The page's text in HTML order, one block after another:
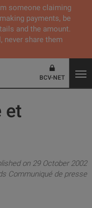
someone claiming
payments, be
and the amount.
never share them
BCV-NET
et
on 29 October 2002
Communiqué de presse